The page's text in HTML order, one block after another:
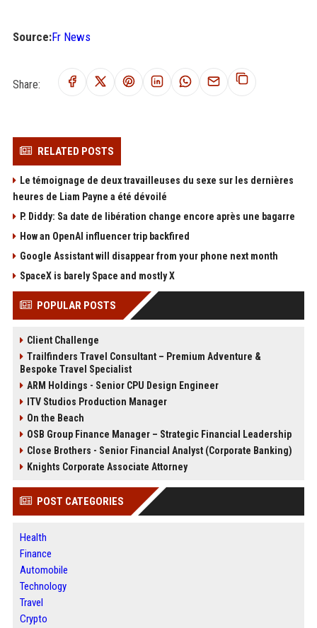
Source:Fr News
Share:
RELATED POSTS
Le témoignage de deux travailleuses du sexe sur les dernières
heures de Liam Payne a été dévoilé
P. Diddy: Sa date de libération change encore après une bagarre
How an OpenAI influencer trip backfired
Google Assistant will disappear from your phone next month
SpaceX is barely Space and mostly X
POPULAR POSTS
Client Challenge
Trailfinders Travel Consultant – Premium Adventure &
Bespoke Travel Specialist
ARM Holdings - Senior CPU Design Engineer
ITV Studios Production Manager
On the Beach
OSB Group Finance Manager – Strategic Financial Leadership
Close Brothers - Senior Financial Analyst (Corporate Banking)
Knights Corporate Associate Attorney
POST CATEGORIES
Health
Finance
Automobile
Technology
Travel
Crypto